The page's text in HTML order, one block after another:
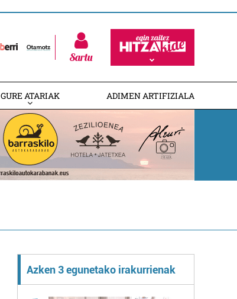
Sartu
GURE ATARIAK ADIMEN ARTIFIZIALA
Azken 3 egunetako irakurrienak